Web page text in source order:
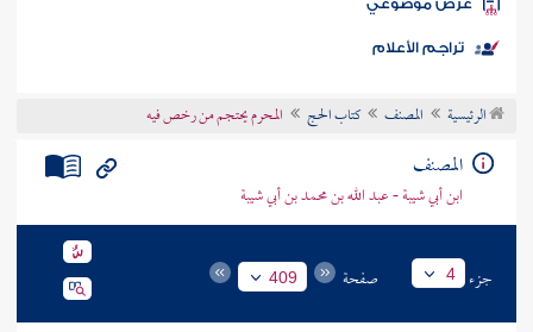
الكتب
موضوعي
تراجم الأعلام
الرئيسية المصنف كتاب الحج المحرم يحتجم من رخص فيه
المصنف
ابن أبي شيبة - عبد الله بن محمد بن أبي شيبة
جزء 4 صفحة 409